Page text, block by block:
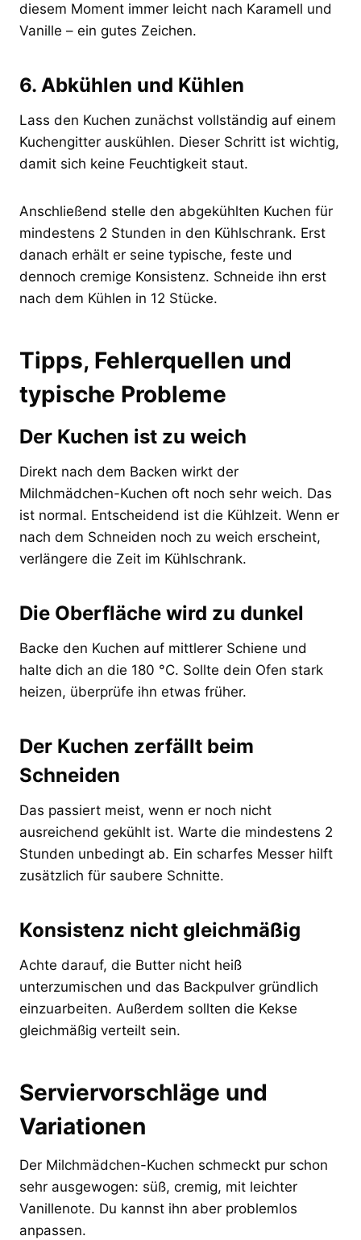
diesem Moment immer leicht nach Karamell und
Vanille – ein gutes Zeichen.
6. Abkühlen und Kühlen
Lass den Kuchen zunächst vollständig auf einem
Kuchengitter auskühlen. Dieser Schritt ist wichtig,
damit sich keine Feuchtigkeit staut.
Anschließend stelle den abgekühlten Kuchen für
mindestens 2 Stunden in den Kühlschrank. Erst
danach erhält er seine typische, feste und
dennoch cremige Konsistenz. Schneide ihn erst
nach dem Kühlen in 12 Stücke.
Tipps, Fehlerquellen und
typische Probleme
Der Kuchen ist zu weich
Direkt nach dem Backen wirkt der
Milchmädchen-Kuchen oft noch sehr weich. Das
ist normal. Entscheidend ist die Kühlzeit. Wenn er
nach dem Schneiden noch zu weich erscheint,
verlängere die Zeit im Kühlschrank.
Die Oberfläche wird zu dunkel
Backe den Kuchen auf mittlerer Schiene und
halte dich an die 180 °C. Sollte dein Ofen stark
heizen, überprüfe ihn etwas früher.
Der Kuchen zerfällt beim
Schneiden
Das passiert meist, wenn er noch nicht
ausreichend gekühlt ist. Warte die mindestens 2
Stunden unbedingt ab. Ein scharfes Messer hilft
zusätzlich für saubere Schnitte.
Konsistenz nicht gleichmäßig
Achte darauf, die Butter nicht heiß
unterzumischen und das Backpulver gründlich
einzuarbeiten. Außerdem sollten die Kekse
gleichmäßig verteilt sein.
Serviervorschläge und
Variationen
Der Milchmädchen-Kuchen schmeckt pur schon
sehr ausgewogen: süß, cremig, mit leichter
Vanillenote. Du kannst ihn aber problemlos
anpassen.